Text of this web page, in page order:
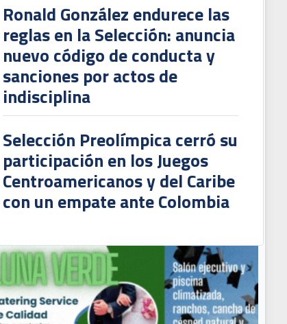
Ronald González endurece las
reglas en la Selección: anuncia
nuevo código de conducta y
sanciones por actos de
indisciplina
Selección Preolímpica cerró su
participación en los Juegos
Centroamericanos y del Caribe
con un empate ante Colombia